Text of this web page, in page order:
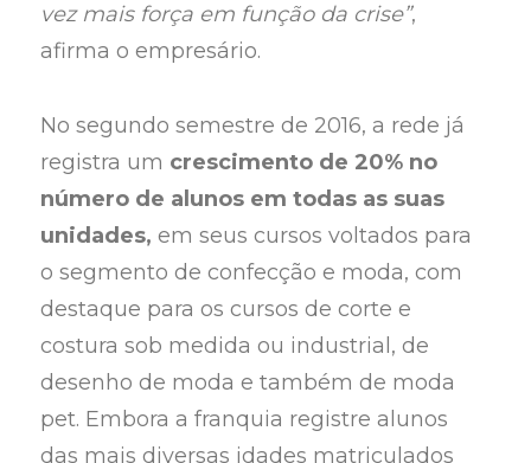
vez mais força em função da crise”,
afirma o empresário.
No segundo semestre de 2016, a rede já
registra um crescimento de 20% no
número de alunos em todas as suas
unidades, em seus cursos voltados para
o segmento de confecção e moda, com
destaque para os cursos de corte e
costura sob medida ou industrial, de
desenho de moda e também de moda
pet. Embora a franquia registre alunos
das mais diversas idades matriculados